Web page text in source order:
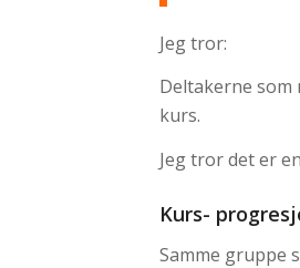
Jeg tror:
Deltakerne
kurs.
Jeg tror det er
Kurs-
Samme gruppe